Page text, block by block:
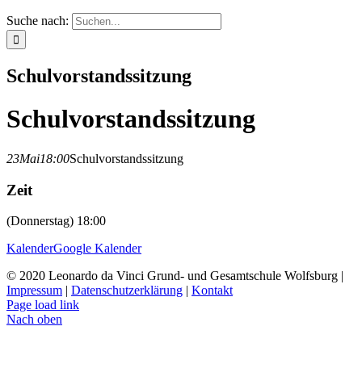
Suche nach:
Schulvorstandssitzung
Schulvorstandssitzung
23Mai18:00Schulvorstandssitzung
Zeit
(Donnerstag) 18:00
KalenderGoogle Kalender
© 2020 Leonardo da Vinci Grund- und Gesamtschule Wolfsburg |
Impressum | Datenschutzerklärung | Kontakt
Page load link
Nach oben